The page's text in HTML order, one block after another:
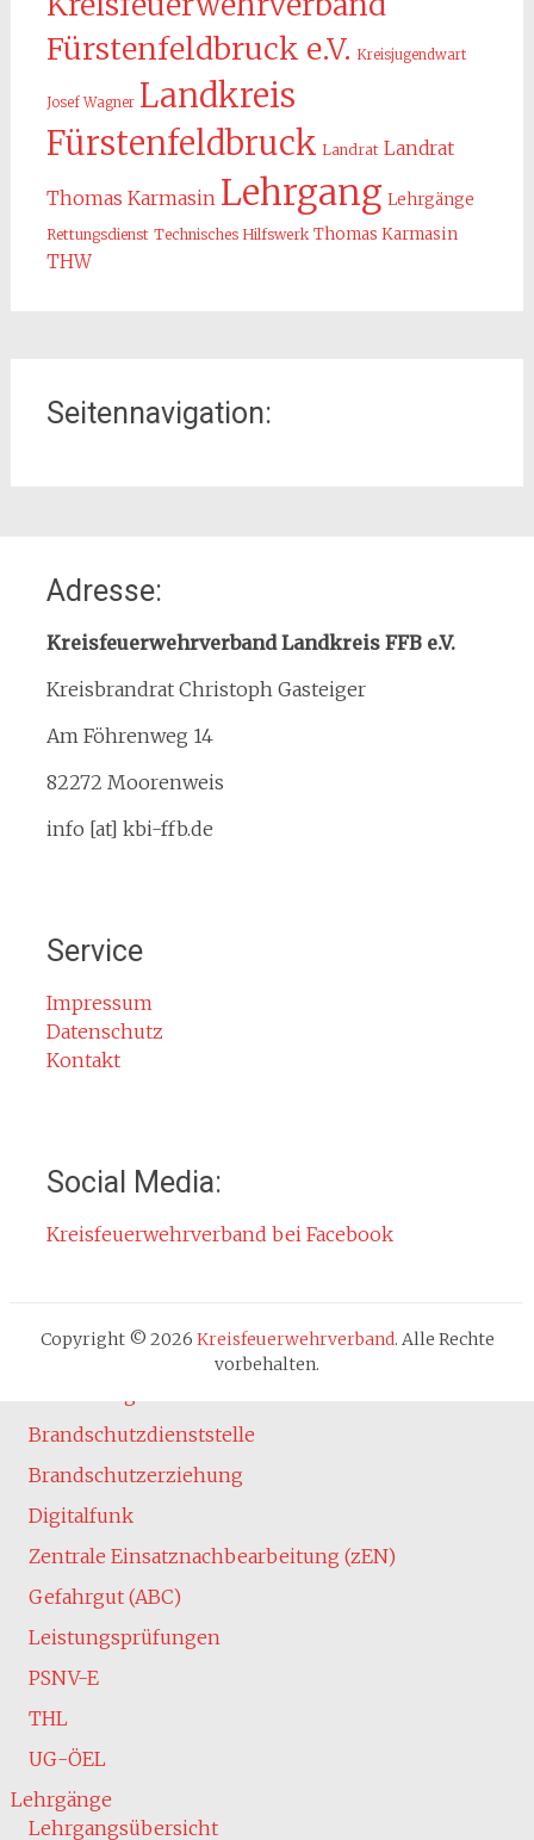
Fürstenfeldbruck e.V. Kreisjugendwart
Josef Wagner Landkreis
Fürstenfeldbruck Landrat Landrat
Thomas Karmasin Lehrgang Lehrgänge
Rettungsdienst Technisches Hilfswerk Thomas Karmasin
THW
Seitennavigation:
Organisation
Kreisfeuerwehrverband
Kreisbrandinspektion
Service
Rauchmelder
Rettungsgasse
Gefahr durch Kohlenmonoxid
Cookie-Hinweis
Atemschutz
Brandschutzdienststelle
Brandschutzerziehung
Digitalfunk
Zentrale Einsatznachbearbeitung (zEN)
Gefahrgut (ABC)
Leistungsprüfungen
PSNV-E
THL
UG-ÖEL
Lehrgänge
Lehrgangsübersicht
Adresse:
Kreisfeuerwehrverband Landkreis FFB e.V.
Kreisbrandrat Christoph Gasteiger
Am Föhrenweg 14
82272 Moorenweis
info [at] kbi-ffb.de
Service
Impressum
Datenschutz
Kontakt
Social Media:
Kreisfeuerwehrverband bei Facebook
Copyright © 2026 Kreisfeuerwehrverband. Alle Rechte
vorbehalten.